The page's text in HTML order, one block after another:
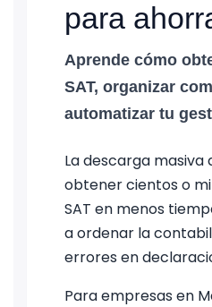
para
Aprende cómo
SAT, organizar
automatizar tu
La descarga masiva
obtener cientos o
SAT en menos
a ordenar la
errores en
Para empresas en